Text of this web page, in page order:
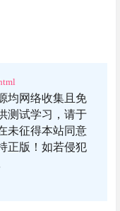
均网络收集且免
测试学习，请于
未征得本站同意
正版！如若侵犯